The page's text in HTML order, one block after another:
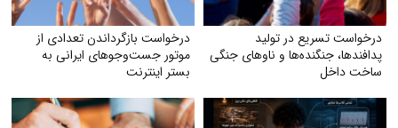
درخواست تسریع در تولید
پدافندها، جنگنده‌ها و ناوهای جنگی
ساخت داخل
درخواست بازگرداندن تعدادی از
موتور جست‌وجوهای ایرانی به
بستر اینترنت